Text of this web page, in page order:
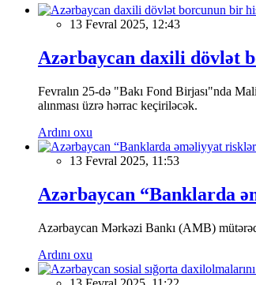
13 Fevral 2025, 12:43
Azərbaycan daxili dövlət
Fevralın 25-də "Bakı Fond Birjası"nda
alınması üzrə hərrac keçiriləcək.
Ardını oxu
13 Fevral 2025, 11:53
Azərbaycan “Banklarda
Azərbaycan Mərkəzi Bankı (AMB)
Ardını oxu